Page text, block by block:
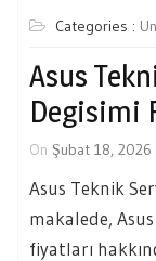
Categories :
Asus
Degisimi
On Şubat 18, 2026
Asus Teknik
makalede,
fiyatları